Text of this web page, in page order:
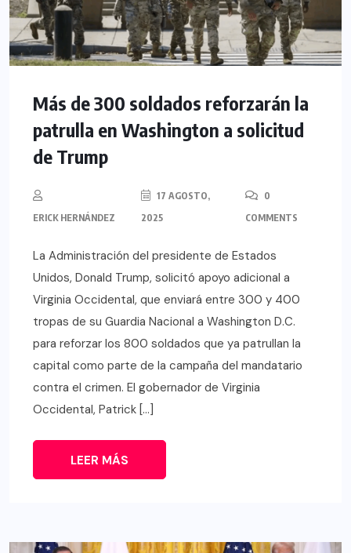
Más de 300 soldados reforzarán la
patrulla en Washington a solicitud
de Trump
ERICK HERNÁNDEZ
17 AGOSTO,
2025
0
COMMENTS
La Administración del presidente de Estados
Unidos, Donald Trump, solicitó apoyo adicional a
Virginia Occidental, que enviará entre 300 y 400
tropas de su Guardia Nacional a Washington D.C.
para reforzar los 800 soldados que ya patrullan la
capital como parte de la campaña del mandatario
contra el crimen. El gobernador de Virginia
Occidental, Patrick […]
LEER MÁS